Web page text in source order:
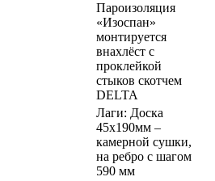
Пароизоляция
«Изоспан»
монтируется
внахлёст с
проклейкой
стыков скотчем
DELTA
Лаги: Доска
45х190мм –
камерной сушки,
на ребро с шагом
590 мм